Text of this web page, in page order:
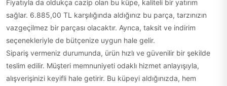
Fiyatıyla da oldukça cazip olan bu küpe, kaliteli bir yatırım
sağlar. 6.885,00 TL karşılığında aldığınız bu parça, tarzınızın
vazgeçilmez bir parçası olacaktır. Ayrıca, taksit ve indirim
seçenekleriyle de bütçenize uygun hale gelir.
Sipariş vermeniz durumunda, ürün hızlı ve güvenilir bir şekilde
teslim edilir. Müşteri memnuniyeti odaklı hizmet anlayışıyla,
alışverişinizi keyifli hale getirir. Bu küpeyi aldığınızda, hem